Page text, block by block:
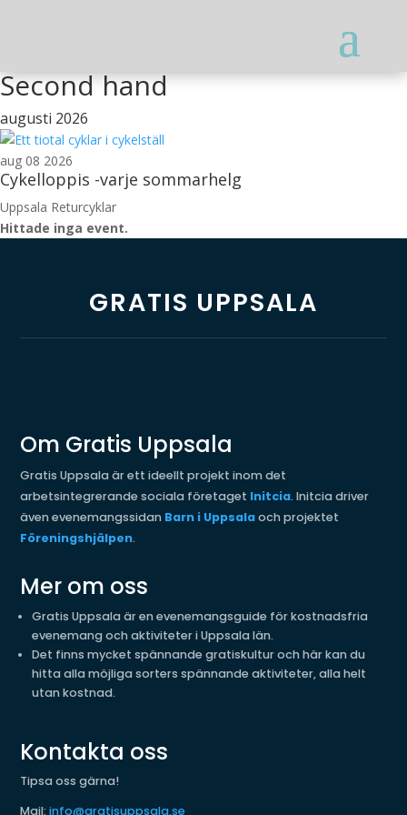
Second hand
augusti 2026
aug 08 2026
Cykelloppis -varje sommarhelg
Uppsala Returcyklar
Hittade inga event.
GRATIS UPPSALA
Om Gratis Uppsala
Gratis Uppsala är ett ideellt projekt inom det
arbetsintegrerande sociala företaget Initcia. Initcia driver
även evenemangssidan Barn i Uppsalaoch projektet
Föreningshjälpen.
Mer om oss
Gratis Uppsala är en evenemangsguide för kostnadsfria
evenemang och aktiviteter i Uppsala län.
Det finns mycket spännande gratiskultur och här kan du
hitta alla möjliga sorters spännande aktiviteter, alla helt
utan kostnad.
Kontakta oss
Tipsa oss gärna!
Mail:info@gratisuppsala.se